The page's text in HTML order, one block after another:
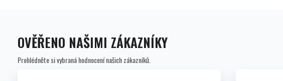
OVĚŘENO NAŠIMI ZÁKAZNÍKY
Prohlédněte si vybraná hodnocení našich zákazníků.